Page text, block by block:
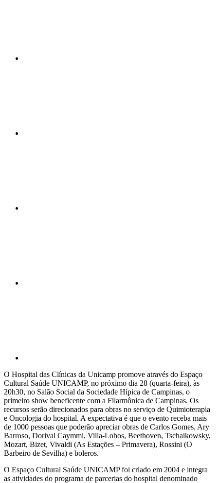
O Hospital das Clínicas da Unicamp promove através do Espaço
Cultural Saúde UNICAMP, no próximo dia 28 (quarta-feira), às
20h30, no Salão Social da Sociedade Hípica de Campinas, o
primeiro show beneficente com a Filarmônica de Campinas. Os
recursos serão direcionados para obras no serviço de Quimioterapia
e Oncologia do hospital. A expectativa é que o evento receba mais
de 1000 pessoas que poderão apreciar obras de Carlos Gomes, Ary
Barroso, Dorival Caymmi, Villa-Lobos, Beethoven, Tschaikowsky,
Mozart, Bizet, Vivaldi (As Estações – Primavera), Rossini (O
Barbeiro de Sevilha) e boleros.
O Espaço Cultural Saúde UNICAMP foi criado em 2004 e integra
as atividades do programa de parcerias do hospital denominado